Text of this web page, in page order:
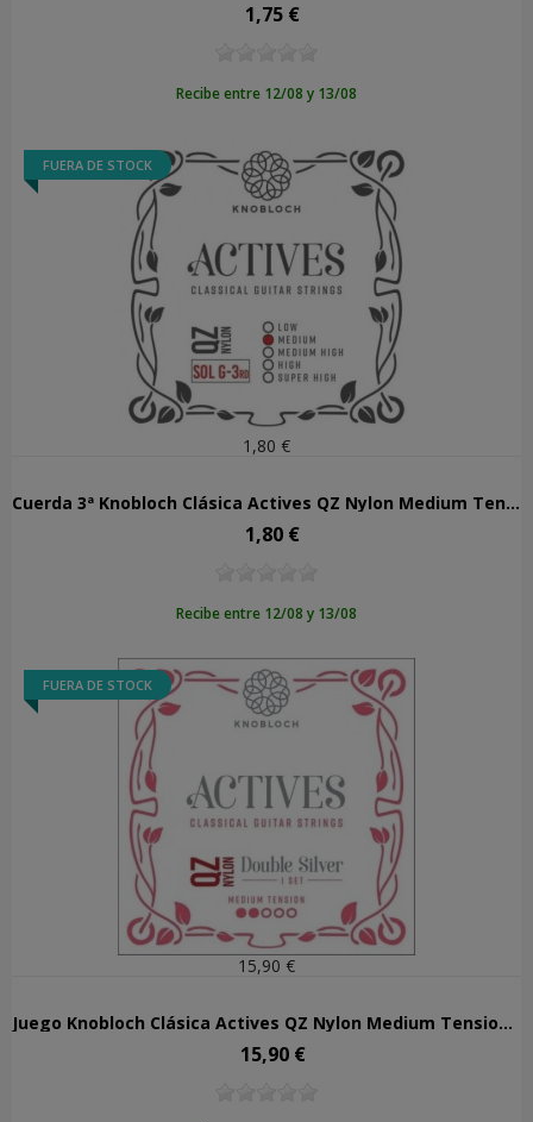
Precio
1,75 €
Recibe entre 12/08 y 13/08
FUERA DE STOCK
1,80 €
Cuerda 3ª Knobloch Clásica Actives QZ Nylon Medium Tension 303AQZ
Precio
1,80 €
Recibe entre 12/08 y 13/08
FUERA DE STOCK
15,90 €
Juego Knobloch Clásica Actives QZ Nylon Medium Tension 300ADQ
Precio
15,90 €